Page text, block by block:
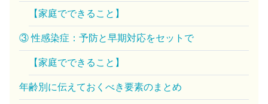
【家庭でできること】
③ 性感染症：予防と早期対応をセットで
【家庭でできること】
年齢別に伝えておくべき要素のまとめ